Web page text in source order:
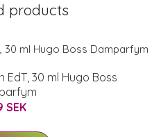
products
EdT, 30 ml Hugo Boss
SEK